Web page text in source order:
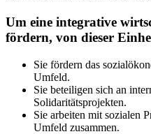
Um eine integrative
fördern, von dieser
Sie fördern das
Umfeld.
Sie beteiligen sich an
Solidaritätsprojekten.
Sie arbeiten mit sozialen
Umfeld zusammen.